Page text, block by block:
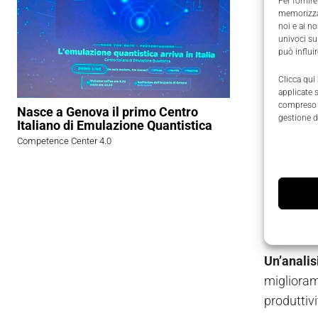
noi e ai
univoci
può
Clicca qui
applicate
gestione
Nasce a Genova il primo Centro
Italiano di Emulazione Quantistica
Competence Center 4.0
Se un
abilitare
È
Edgee
Queste
Questi